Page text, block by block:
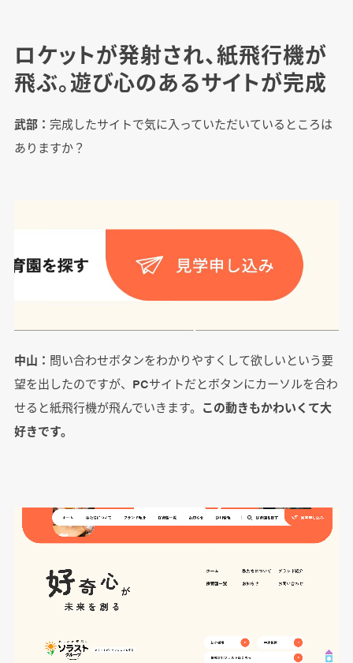
ロケットが発射され、紙飛行機が
飛ぶ。遊び心のあるサイトが完成
武部： 完成したサイトで気に入っていただいているところは
ありますか？
中山： 問い合わせボタンをわかりやすくして欲しいという要
望を出したのですが、PCサイトだとボタンにカーソルを合わ
せると紙飛行機が飛んでいきます。 この動きもかわいくて大
好きです。